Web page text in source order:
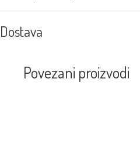
Dostava
Povezani proizvodi